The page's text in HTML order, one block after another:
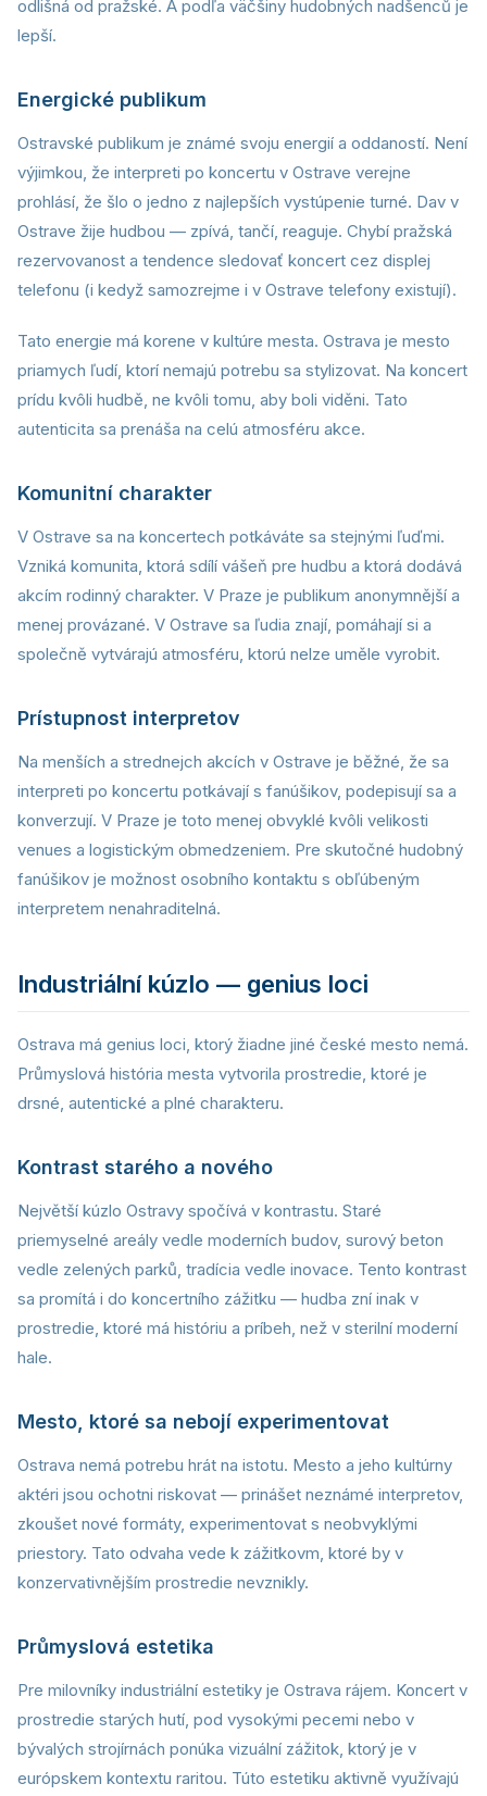
odlišná od pražské. A podľa väčšiny hudobných nadšenců je
lepší.
Energické publikum
Ostravské publikum je známé svoju energií a oddaností. Není
výjimkou, že interpreti po koncertu v Ostrave verejne
prohlásí, že šlo o jedno z najlepších vystúpenie turné. Dav v
Ostrave žije hudbou — zpívá, tančí, reaguje. Chybí pražská
rezervovanost a tendence sledovať koncert cez displej
telefonu (i kedyž samozrejme i v Ostrave telefony existují).
Tato energie má korene v kultúre mesta. Ostrava je mesto
priamych ľudí, ktorí nemajú potrebu sa stylizovat. Na koncert
prídu kvôli hudbě, ne kvôli tomu, aby boli viděni. Tato
autenticita sa prenáša na celú atmosféru akce.
Komunitní charakter
V Ostrave sa na koncertech potkáváte sa stejnými ľuďmi.
Vzniká komunita, ktorá sdílí vášeň pre hudbu a ktorá dodává
akcím rodinný charakter. V Praze je publikum anonymnější a
menej provázané. V Ostrave sa ľudia znají, pomáhají si a
společně vytvárajú atmosféru, ktorú nelze uměle vyrobit.
Prístupnost interpretov
Na menších a strednejch akcích v Ostrave je běžné, že sa
interpreti po koncertu potkávají s fanúšikov, podepisují sa a
konverzují. V Praze je toto menej obvyklé kvôli velikosti
venues a logistickým obmedzeniem. Pre skutočné hudobný
fanúšikov je možnost osobního kontaktu s obľúbeným
interpretem nenahraditelná.
Industriální kúzlo — genius loci
Ostrava má genius loci, ktorý žiadne jiné české mesto nemá.
Průmyslová história mesta vytvorila prostredie, ktoré je
drsné, autentické a plné charakteru.
Kontrast starého a nového
Největší kúzlo Ostravy spočívá v kontrastu. Staré
priemyselné areály vedle moderních budov, surový beton
vedle zelených parků, tradícia vedle inovace. Tento kontrast
sa promítá i do koncertního zážitku — hudba zní inak v
prostredie, ktoré má históriu a príbeh, než v sterilní moderní
hale.
Mesto, ktoré sa nebojí experimentovat
Ostrava nemá potrebu hrát na istotu. Mesto a jeho kultúrny
aktéri jsou ochotni riskovat — prinášet neznámé interpretov,
zkoušet nové formáty, experimentovat s neobvyklými
priestory. Tato odvaha vede k zážitkovm, ktoré by v
konzervativnějším prostredie nevznikly.
Průmyslová estetika
Pre milovníky industriální estetiky je Ostrava rájem. Koncert v
prostredie starých hutí, pod vysokými pecemi nebo v
bývalých strojírnách ponúka vizuální zážitok, ktorý je v
európskem kontextu raritou. Túto estetiku aktivně využívajú